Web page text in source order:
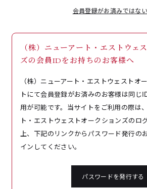
会員登録がお済みではな
（株）ニューアート・エストウェ
ズの会員IDをお持ちのお客様へ
（株）ニューアート・エストウェストオ
トにて会員登録がお済みのお客様は同じ
用が可能です。当サイトをご利用の際は
ト・エストウェストオークションズのロ
上、下記のリンクからパスワード発行の
インしてください。
パスワードを発行する